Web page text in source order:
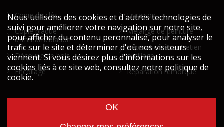
Copie de clés
Copie plaque
d'immatriculation
Découpe de bois
Encollage
Livraison
Mélange de peinture
Réparation et entretien
outillage
Réparation remorque
Mentions légales STOCK ATH